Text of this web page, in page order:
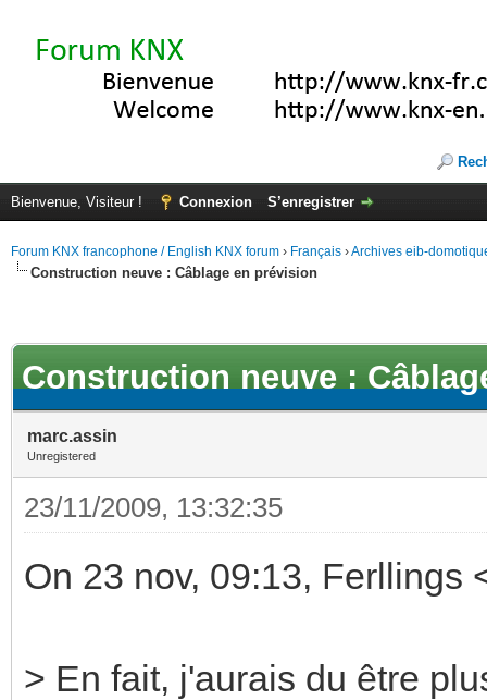
Bienvenue, Visiteur ! Connexion S’enregistrer
Forum KNX francophone / English KNX forum › Français ›Archives eib-
Construction neuve : Câblage en prévision
Construction neuve :
marc.assin
Unregistered
23/11/2009, 13:32:35
On 23 nov, 09:13, Ferllings
> En fait, j'aurais du être